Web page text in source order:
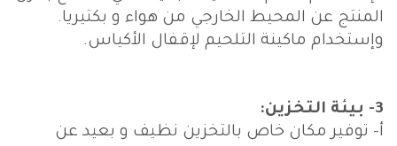
المنتج عن المحيط الخارجي من هواء و بكتيريا.
وإستخدام ماكينة التلحيم لإقفال الأكياس.
3- بيئة التخزين:
أ‌- توفير مكان خاص بالتخزين نظيف و بعيد عن